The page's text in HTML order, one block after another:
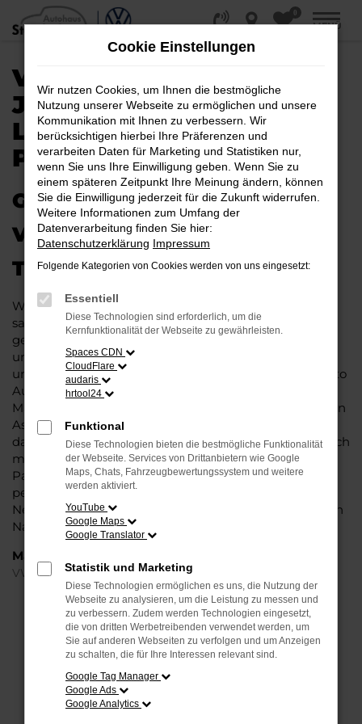
Zum
Hauptinhalt
0
MENÜ
VW TIGUAN
JAHRESWAGEN |
LIEFERSERVICE NACH
PADERBORN
GAS GEBEN IN PADERBORN –
VIELLEICHT BALD IM VW
TIGUAN JAHRESWAGEN
Wer Argumente für einen VW Tiguan Jahreswagen
sammelt, wird schnell fündig. Das Fahrzeug ist wie
geschaffen für Fahrten in Paderborn und Umgebung
und überzeugt durch seine erstklassige Verarbeitung
und die Liebe zum Detail. Hinzu kommt, dass in puncto
Ausstattung in dieser Fahrzeugklasse regelrecht
Maßstäbe gesetzt werden, was sich vor allem in Sachen
Assistenzsysteme und Sicherheit widerspiegelt. Und
dann ist da noch das Design, dass Kenner sprichwörtlich
mit der Zunge schnalzen lässt. In kurzen Worten: für
Paderborn ist eijn VW Tiguan Jahreswagen eine
perfekte Wahl, alldieweil Sie gegenüber einem
Neuwagen erheblich an Geld sparen und einen soliden
Nachlass bzw. Rabatt erhalten.
Marken
VW
FEHLER: NETWORK ERROR
Beim Laden ist ein Fehler aufgetreten.
Überprüfe deine Firewall und deine
Cookie Einstellungen
Wir nutzen Cookies, um Ihnen die bestmögliche
Nutzung unserer Webseite zu ermöglichen und unsere
Kommunikation mit Ihnen zu verbessern. Wir
berücksichtigen hierbei Ihre Präferenzen und
verarbeiten Daten für Marketing und Statistiken nur,
wenn Sie uns Ihre Einwilligung geben. Wenn Sie zu
einem späteren Zeitpunkt Ihre Meinung ändern, können
Sie die Einwilligung jederzeit für die Zukunft widerrufen.
Weitere Informationen zum Umfang der
Datenverarbeitung finden Sie hier:
Datenschutzerklärung Impressum
Folgende Kategorien von Cookies werden von uns eingesetzt:
Essentiell
Diese Technologien sind erforderlich, um die
Kernfunktionalität der Webseite zu gewährleisten.
Spaces CDN
CloudFlare
audaris
hrtool24
Funktional
Diese Technologien bieten die bestmögliche Funktionalität
der Webseite. Services von Drittanbietern wie Google
Maps, Chats, Fahrzeugbewertungssystem und weitere
werden aktiviert.
YouTube
Google Maps
Google Translator
Statistik und Marketing
Diese Technologien ermöglichen es uns, die Nutzung der
Webseite zu analysieren, um die Leistung zu messen und
zu verbessern. Zudem werden Technologien eingesetzt,
die von dritten Werbetreibenden verwendet werden, um
Sie auf anderen Webseiten zu verfolgen und um Anzeigen
zu schalten, die für Ihre Interessen relevant sind.
Google Tag Manager
Google Ads
Google Analytics